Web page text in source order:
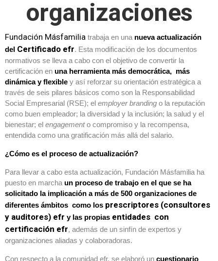
organizaciones
Fundación Másfamilia trabaja en una nueva actualización
del Certificado efr. Esta modificación de los documentos
normativos se lleva a cabo con el objetivo de convertir la
certificación en una herramienta más democrática, más
dinámica y flexible y así reforzar su orientación estratégica a
través de seis pilares básicos como son la Responsabilidad
Social Empresarial (RSE); el employer branding o la reputación
como buen empleador; la diversidad y la inclusión; la salud y el
bienestar; el engagemento compromiso y la recompensa,
entendida como una gratificación más allá del salario.
¿Cómo es el proceso de actualización?
Para llevar a cabo esta actualización, Fundación Másfamilia ha
puesto en marcha un proceso de trabajo en el que se ha
solicitado la implicación a más de 500 organizaciones de
diferentes ámbitos como los prescriptores (consultores
y auditores) efr y las propias entidades con
certificación efr, además de un sinfín de expertos y
organizaciones aliadas y colaboradoras.
Con respecto a la comunidad efr, se elaboró un cuestionario